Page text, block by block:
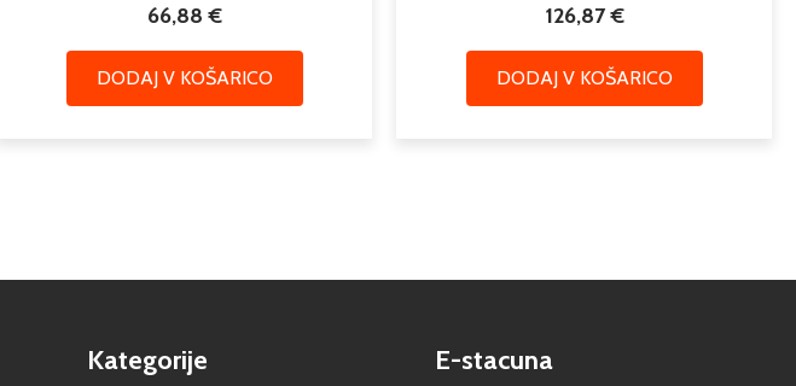
66,88 €
DODAJ V KOŠARICO
126,87€
DODAJ V KOŠARICO
Kategorije E-stacuna